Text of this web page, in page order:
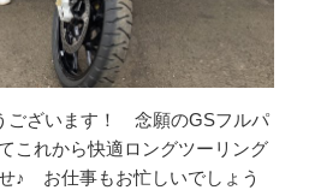
ございます！ 念願のGSフルパ
これから快適ロングツーリング
♪ お仕事もお忙しいでしょう